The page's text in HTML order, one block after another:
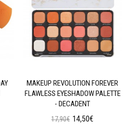
MAKEUP REVOLUTION FOREVER
FLAWLESS EYESHADOW PALETTE
- DECADENT
17,90€ 14,50€